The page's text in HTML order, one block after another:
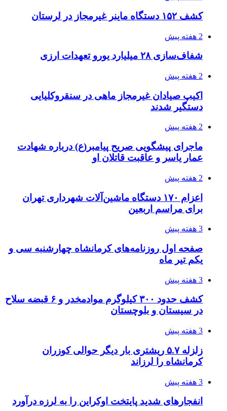
در سیستان و بلوچستان
3 هفته پیش
زلزله ۵.۷ ریشتری بار دیگر حوالی کوزران
کرمانشاه را لرزاند
3 هفته پیش
انفجارهای شدید پایتخت اوکراین را به لرزه درآورد
خرید ابزار آلات دستی و صنعتی زیر قیمت بازار؛
چطور ابزار اصل را با بهترین قیمت تهیه کنیم؟
3 هفته پیش
اثر اخبار مالی و اقتصادی بر قیمت ارزهای فیات
3 هفته پیش
آخرین وضعیت شبکۀ برق شهرهای مورد حمله
توسط دشمن آمریکایی
3 هفته پیش
روایت کربلا از زبان دختری که تازه زائر شده است
4 هفته پیش
هواپیماهای سوخت‌رسان آمریکا برای اسرائیل